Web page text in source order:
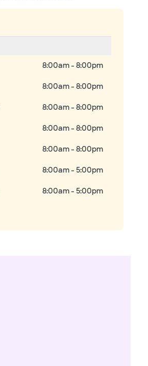
8:00am - 8:00pm
8:00am - 8:00pm
8:00am - 8:00pm
8:00am - 8:00pm
8:00am - 8:00pm
8:00am - 5:00pm
8:00am - 5:00pm